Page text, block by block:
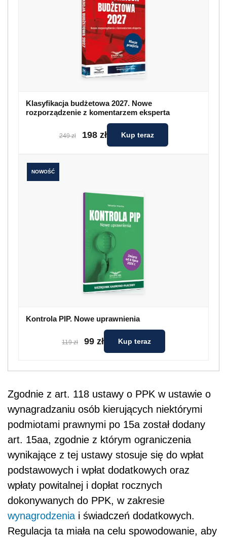
Klasyfikacja budżetowa 2027. Nowe
rozporządzenie z komentarzem eksperta
249 zł 198 zł Kup teraz
NOWOŚĆ
Kontrola PIP. Nowe uprawnienia
119 zł 99 zł Kup teraz
Zgodnie z art. 118 ustawy o PPK w ustawie o
wynagradzaniu osób kierujących niektórymi
podmiotami prawnymi po 15a został dodany
art. 15aa, zgodnie z którym ograniczenia
wynikające z tej ustawy stosuje się do wpłat
podstawowych i wpłat dodatkowych oraz
wpłaty powitalnej i dopłat rocznych
dokonywanych do PPK, w zakresie
wynagrodzenia i świadczeń dodatkowych.
Regulacja ta miała na celu spowodowanie, aby